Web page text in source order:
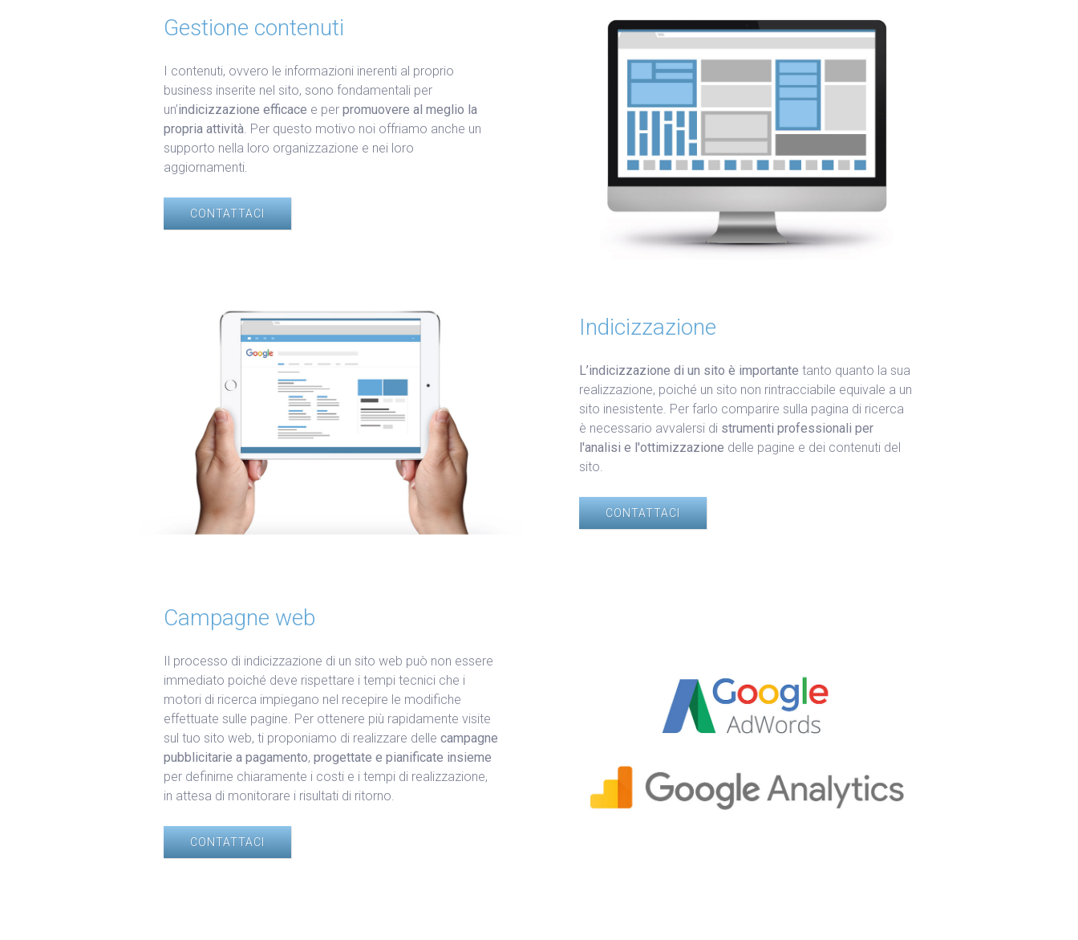
Gestione contenuti
I contenuti, ovvero le informazioni inerenti al proprio
business inserite nel sito, sono fondamentali per
un’indicizzazione efficace e perpromuovere al meglio la
propria attività. Per questo motivo noi offriamo anche un
supporto nella loro organizzazione e nei loro
aggiornamenti.
CONTATTACI
Indicizzazione
L’indicizzazione di un sito è importante tanto quanto la sua
realizzazione, poiché un sito non rintracciabile equivale a un
sito inesistente. Per farlo comparire sulla pagina di ricerca
è necessario avvalersi di strumenti professionali per
l'analisi e l'ottimizzazione delle pagine e dei contenuti del
sito.
CONTATTACI
Campagne web
Il processo di indicizzazione di un sito web può non essere
immediato poiché deve rispettare i tempi tecnici che i
motori di ricerca impiegano nel recepire le modifiche
effettuate sulle pagine. Per ottenere più rapidamente visite
sul tuo sito web, ti proponiamo di realizzare dellecampagne
pubblicitarie a pagamento,progettate e pianificate insieme
per definirne chiaramente i costi e i tempi di realizzazione,
in attesa di monitorare i risultati di ritorno.
CONTATTACI